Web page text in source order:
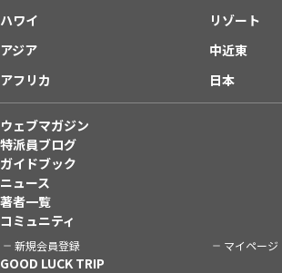
ハワイ
リゾート
アジア
中近東
アフリカ
日本
ウェブマガジン
特派員ブログ
ガイドブック
ニュース
著者一覧
コミュニティ
新規会員登録 マイページ
GOOD LUCK TRIP